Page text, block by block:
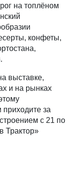
на топлёном
конфеты,
выставке,
и на рынках
за
с 21 по
Трактор»